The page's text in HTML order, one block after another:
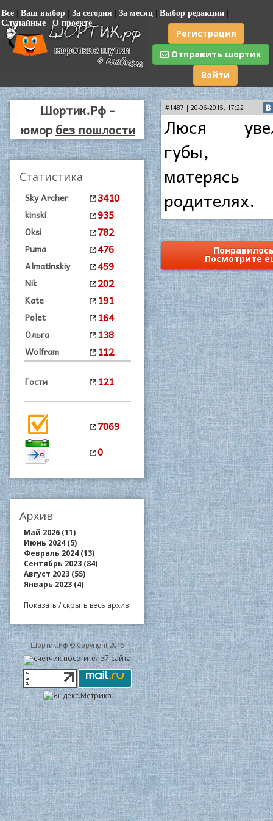
Все | Ваш выбор | За сегодня | За месяц | Выбор редакции |
Случайные | О проекте
Регистрация
Отправить шортик
Войти
Шортик.Рф -
юморбез пошлости
Статистика
Sky Archer 3410
kinski 935
Oksi 782
Puma 476
Almatinskiy 459
Nik 202
Kate 191
Polet 164
Ольга 138
Wolfram 112
Гости 121
7069
0
Архив
Май 2026 (11)
Июнь 2024 (5)
Февраль 2024 (13)
Сентябрь 2023 (84)
Август 2023 (55)
Январь 2023 (4)
Показать / скрыть весь архив
Шортик.Рф © Copyright 2015
#1487 | 20-06-2015, 17:22
Люся
губы,
родителях.
Посмотрите